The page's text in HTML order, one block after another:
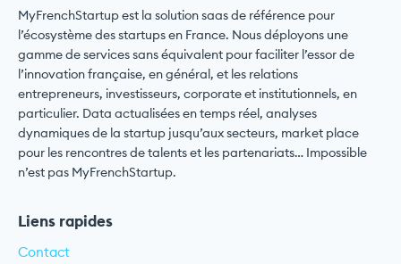
MyFrenchStartup est la solution saas de référence pour
l’écosystème des startups en France. Nous déployons une
gamme de services sans équivalent pour faciliter l’essor de
l’innovation française, en général, et les relations
entrepreneurs, investisseurs, corporate et institutionnels, en
particulier. Data actualisées en temps réel, analyses
dynamiques de la startup jusqu’aux secteurs, market place
pour les rencontres de talents et les partenariats… Impossible
n’est pas MyFrenchStartup.
Liens rapides
Contact